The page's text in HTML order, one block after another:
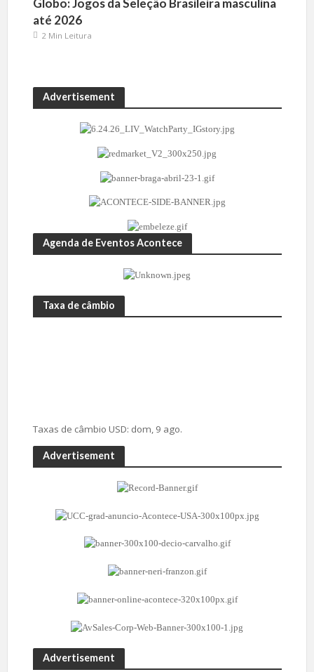
Globo: Jogos da Seleção Brasileira masculina
até 2026
2 Min Leitura
Advertisement
Agenda de Eventos Acontece
Taxa de câmbio
Taxas de câmbio USD: dom, 9 ago.
Advertisement
Advertisement